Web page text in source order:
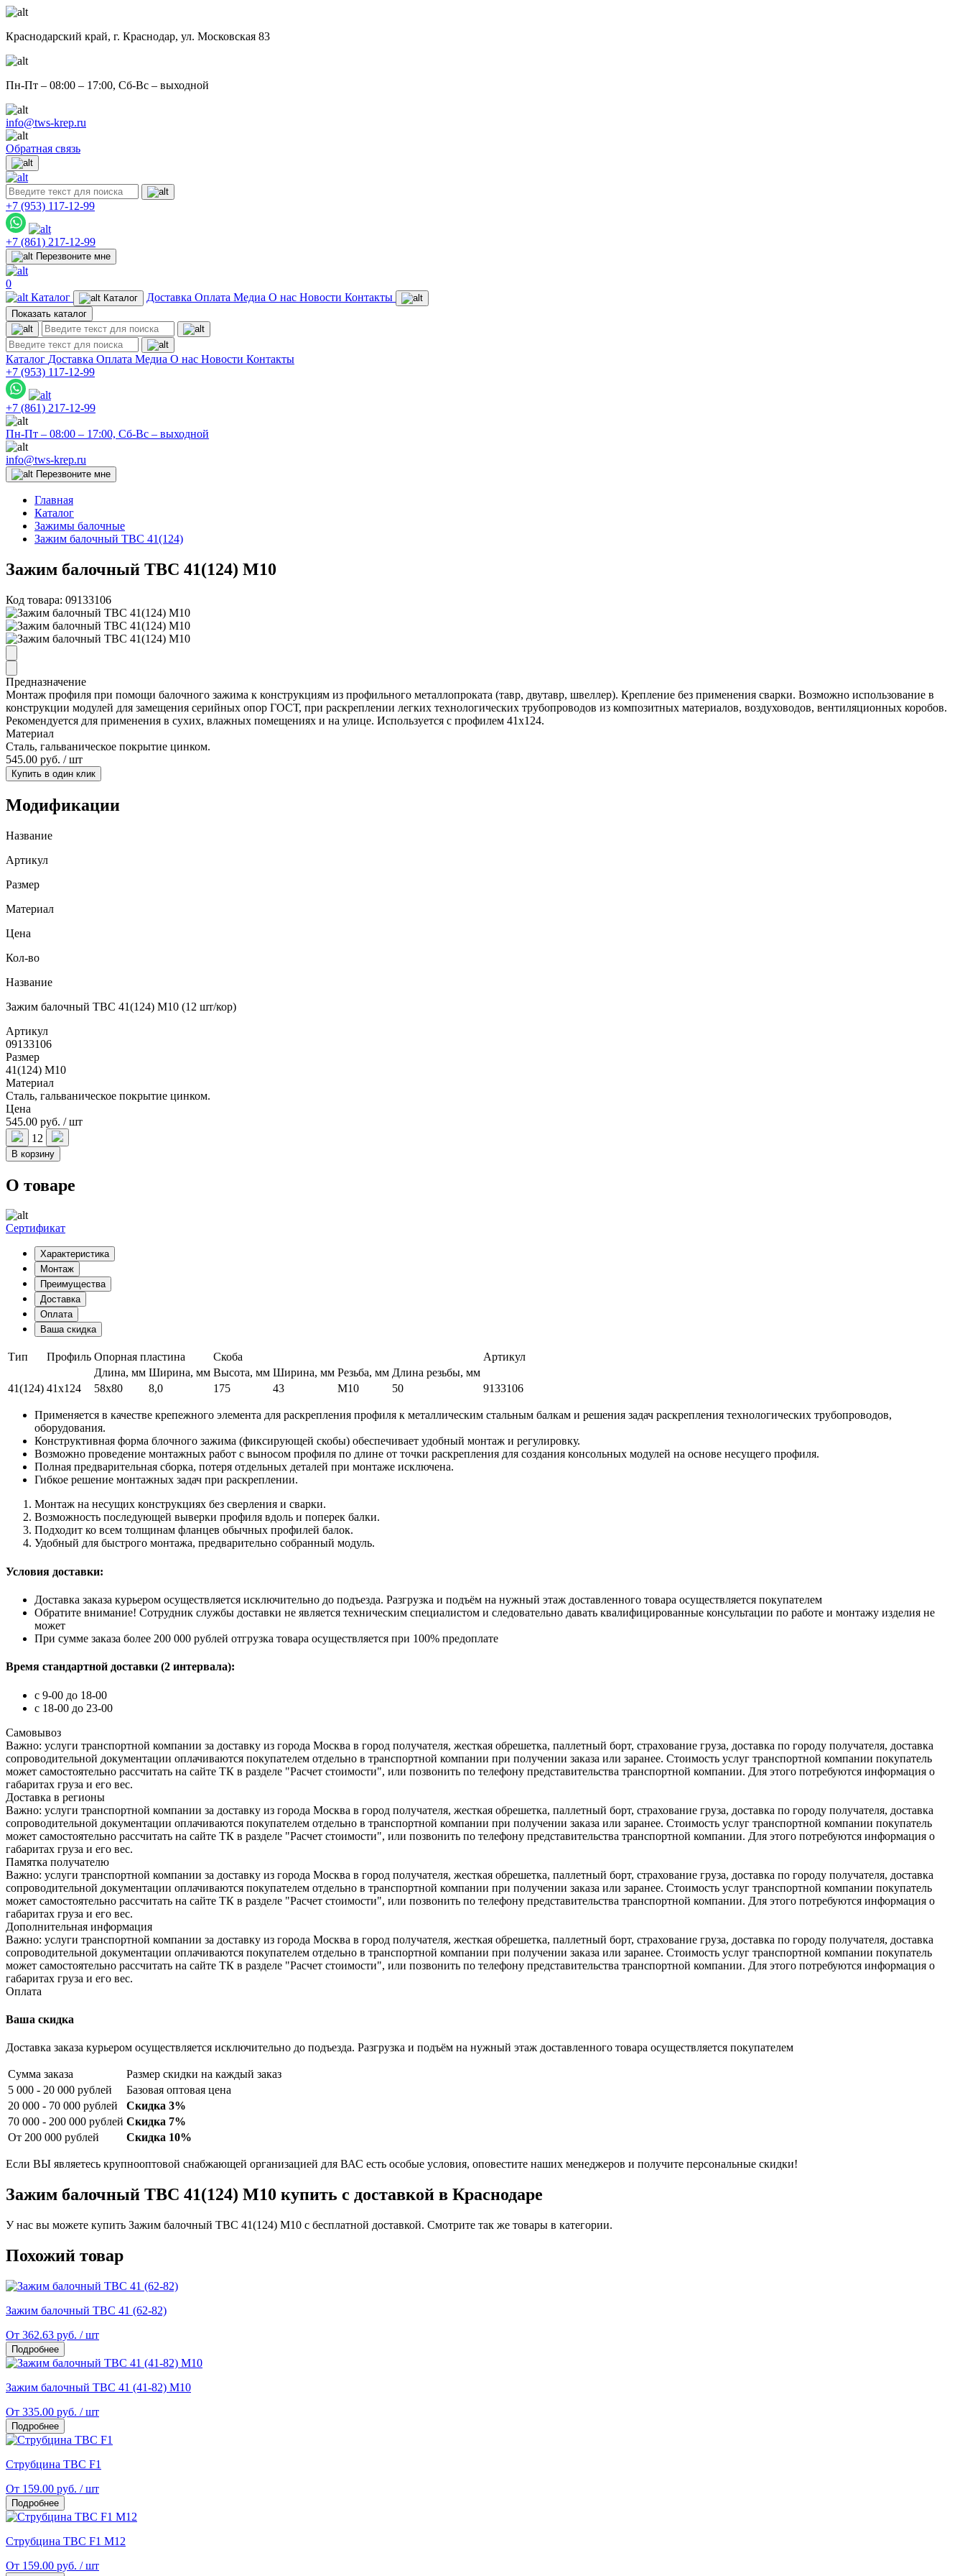
Краснодарский край, г. Краснодар, ул. Московская 83
Пн-Пт – 08:00 – 17:00, Сб-Вс – выходной
info@tws-krep.ru
Обратная связь
+7 (953) 117-12-99
+7 (861) 217-12-99
Перезвоните мне
0
Каталог
Каталог Доставка Оплата Медиа О нас Новости Контакты
Показать каталог
Каталог Доставка Оплата Медиа О нас Новости Контакты
+7 (953) 117-12-99
+7 (861) 217-12-99
Пн-Пт – 08:00 – 17:00, Сб-Вс – выходной
info@tws-krep.ru
Перезвоните мне
Главная
Каталог
Зажимы балочные
Зажим балочный TBC 41(124)
Зажим балочный TBC 41(124) М10
Код товара: 09133106
Предназначение
Монтаж профиля при помощи балочного зажима к конструкциям из профильного металлопроката (тавр, двутавр, швеллер). Крепление без применения сварки. Возможно использование в
конструкции модулей для замещения серийных опор ГОСТ, при раскреплении легких технологических трубопроводов из композитных материалов, воздуховодов, вентиляционных коробов.
Рекомендуется для применения в сухих, влажных помещениях и на улице. Используется с профилем 41x124.
Материал
Сталь, гальваническое покрытие цинком.
545.00 руб. / шт
Купить в один клик
Модификации
Название
Артикул
Размер
Материал
Цена
Кол-во
Название
Зажим балочный TBC 41(124) М10 (12 шт/кор)
Артикул
09133106
Размер
41(124) М10
Материал
Сталь, гальваническое покрытие цинком.
Цена
545.00 руб. / шт
12
В корзину
О товаре
Сертификат
Характеристика
Монтаж
Преимущества
Доставка
Оплата
Ваша скидка
Тип Профиль Опорная пластина Скоба
Артикул
Длина, мм Ширина, мм Высота, мм Ширина, мм Резьба, мм Длина резьбы, мм
41(124) 41х124 58х80 8,0 175 43 М10 50 9133106
Применяется в качестве крепежного элемента для раскрепления профиля к металлическим стальным балкам и решения задач раскрепления технологических трубопроводов,
оборудования.
Конструктивная форма блочного зажима (фиксирующей скобы) обеспечивает удобный монтаж и регулировку.
Возможно проведение монтажных работ с выносом профиля по длине от точки раскрепления для создания консольных модулей на основе несущего профиля.
Полная предварительная сборка, потеря отдельных деталей при монтаже исключена.
Гибкое решение монтажных задач при раскреплении.
Монтаж на несущих конструкциях без сверления и сварки.
Возможность последующей выверки профиля вдоль и поперек балки.
Подходит ко всем толщинам фланцев обычных профилей балок.
Удобный для быстрого монтажа, предварительно собранный модуль.
Условия доставки:
Доставка заказа курьером осуществляется исключительно до подъезда. Разгрузка и подъём на нужный этаж доставленного товара осуществляется покупателем
Обратите внимание! Сотрудник службы доставки не является техническим специалистом и следовательно давать квалифицированные консультации по работе и монтажу изделия не
может
При сумме заказа более 200 000 рублей отгрузка товара осуществляется при 100% предоплате
Время стандартной доставки (2 интервала):
c 9-00 до 18-00
с 18-00 до 23-00
Самовывоз
Важно: услуги транспортной компании за доставку из города Москва в город получателя, жесткая обрешетка, паллетный борт, страхование груза, доставка по городу получателя, доставка
сопроводительной документации оплачиваются покупателем отдельно в транспортной компании при получении заказа или заранее. Стоимость услуг транспортной компании покупатель
может самостоятельно рассчитать на сайте ТК в разделе "Расчет стоимости", или позвонить по телефону представительства транспортной компании. Для этого потребуются информация о
габаритах груза и его вес.
Доставка в регионы
Важно: услуги транспортной компании за доставку из города Москва в город получателя, жесткая обрешетка, паллетный борт, страхование груза, доставка по городу получателя, доставка
сопроводительной документации оплачиваются покупателем отдельно в транспортной компании при получении заказа или заранее. Стоимость услуг транспортной компании покупатель
может самостоятельно рассчитать на сайте ТК в разделе "Расчет стоимости", или позвонить по телефону представительства транспортной компании. Для этого потребуются информация о
габаритах груза и его вес.
Памятка получателю
Важно: услуги транспортной компании за доставку из города Москва в город получателя, жесткая обрешетка, паллетный борт, страхование груза, доставка по городу получателя, доставка
сопроводительной документации оплачиваются покупателем отдельно в транспортной компании при получении заказа или заранее. Стоимость услуг транспортной компании покупатель
может самостоятельно рассчитать на сайте ТК в разделе "Расчет стоимости", или позвонить по телефону представительства транспортной компании. Для этого потребуются информация о
габаритах груза и его вес.
Дополнительная информация
Важно: услуги транспортной компании за доставку из города Москва в город получателя, жесткая обрешетка, паллетный борт, страхование груза, доставка по городу получателя, доставка
сопроводительной документации оплачиваются покупателем отдельно в транспортной компании при получении заказа или заранее. Стоимость услуг транспортной компании покупатель
может самостоятельно рассчитать на сайте ТК в разделе "Расчет стоимости", или позвонить по телефону представительства транспортной компании. Для этого потребуются информация о
габаритах груза и его вес.
Оплата
Ваша скидка
Доставка заказа курьером осуществляется исключительно до подъезда. Разгрузка и подъём на нужный этаж доставленного товара осуществляется покупателем
Сумма заказа
Размер скидки на каждый заказ
5 000 - 20 000 рублей
Базовая оптовая цена
20 000 - 70 000 рублей
Скидка 3%
70 000 - 200 000 рублей Скидка 7%
От 200 000 рублей
Скидка 10%
Если ВЫ являетесь крупнооптовой снабжающей организацией для ВАС есть особые условия, оповестите наших менеджеров и получите персональные скидки!
Зажим балочный TBC 41(124) М10 купить с доставкой в Краснодаре
У нас вы можете купить Зажим балочный TBC 41(124) М10 с бесплатной доставкой. Смотрите так же товары в категории.
Похожий товар
Зажим балочный TBC 41 (62-82)
От 362.63 руб. / шт
Подробнее
Зажим балочный TBC 41 (41-82) М10
От 335.00 руб. / шт
Подробнее
Струбцина TBC F1
От 159.00 руб. / шт
Подробнее
Струбцина TBC F1 М12
От 159.00 руб. / шт